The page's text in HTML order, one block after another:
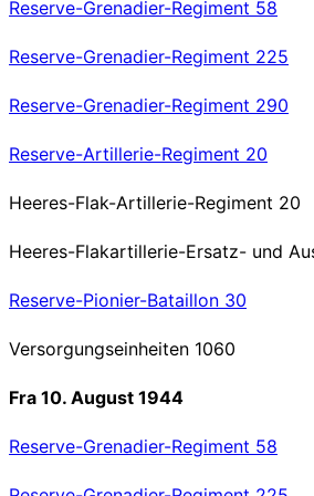
Reserve-Grenadier-Regiment 58
Reserve-Grenadier-Regiment 225
Reserve-Grenadier-Regiment 290
Reserve-Artillerie-Regiment 20
Heeres-Flak-Artillerie-Regiment 20
Heeres-Flakartillerie-Ersatz- und
Reserve-Pionier-Bataillon 30
Versorgungseinheiten 1060
Fra 10. August 1944
Reserve-Grenadier-Regiment 58